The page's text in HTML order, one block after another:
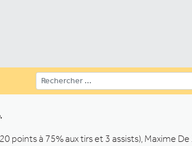
points à 75% aux tirs et 3 assists), Maxime